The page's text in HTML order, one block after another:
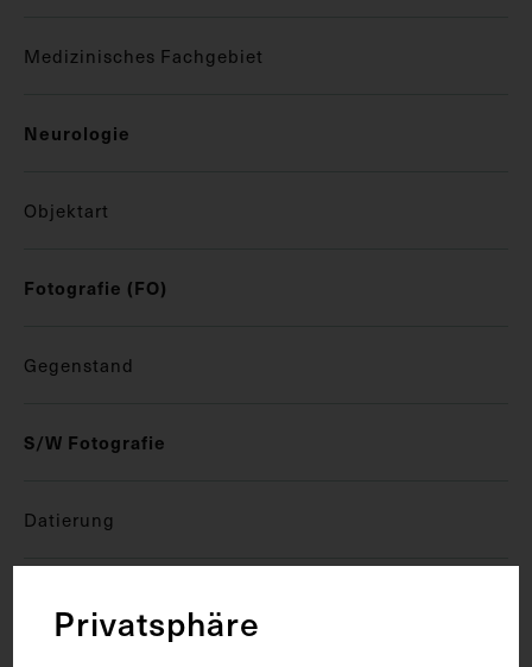
Medizinisches Fachgebiet
Neurologie
Objektart
Fotografie (FO)
Gegenstand
S/W Fotografie
Datierung
Privatsphäre